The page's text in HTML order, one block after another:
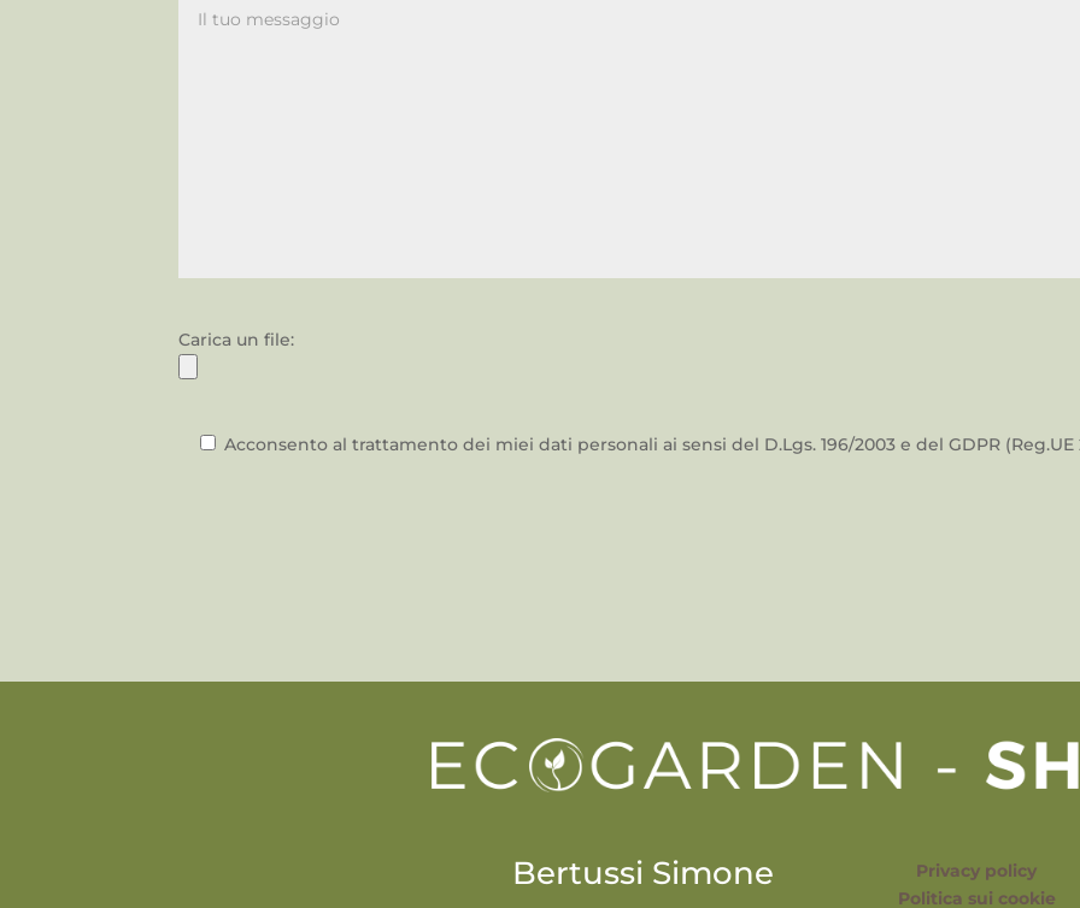
Carica un file:
Acconsento al trattamento dei miei dati personali ai sensi del D.Lgs. 196/2003 e del GDPR (Reg.UE
Bertussi Simone
Privacy policy
Politica sui cookie